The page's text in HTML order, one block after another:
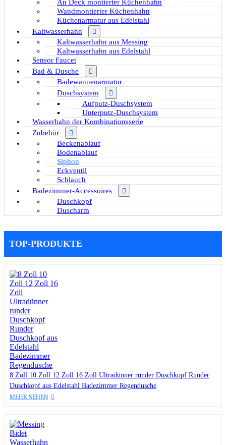
An Deck montierter Küchenhahn
Wandmontierter Küchenhahn
Küchenarmatur aus Edelstahl
Kaltwasserhahn
Kaltwasserhahn aus Messing
Kaltwasserhahn aus Edelstahl
Sensor Faucet
Bad & Dusche
Badewannenarmatur
Duschsystem
Aufputz-Duschsystem
Unterputz-Duschsystem
Wasserhahn der Kombinationsserie
Zubehör
Beckenablauf
Bodenablauf
Siphon
Eckventil
Schlauch
Badezimmer-Accessoires
Duschkopf
Duscharm
TOP-PRODUKTE
8 Zoll 10 Zoll 12 Zoll 16 Zoll Ultradünner runder Duschkopf Runder
Duschkopf aus Edelstahl Badezimmer Regendusche
MEHR SEHEN